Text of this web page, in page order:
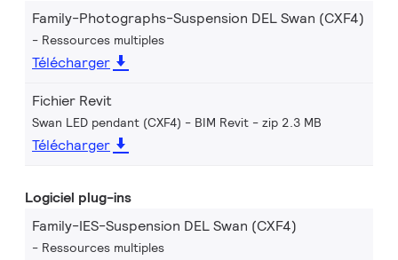
Family-Photographs-Suspension DEL Swan (CXF4)
Ressources multiples
Télécharger
Fichier Revit
Swan LED pendant (CXF4) - BIM Revit zip 2.3 MB
Télécharger
Logiciel plug-ins
Family-IES-Suspension DEL Swan (CXF4)
Ressources multiples